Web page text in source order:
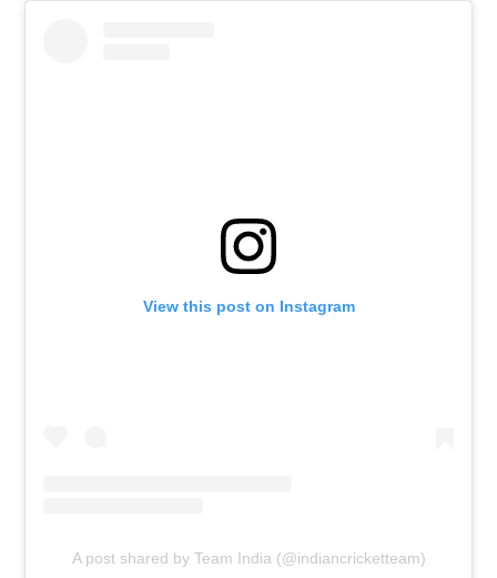
View this post on Instagram
A post shared by Team India (@indiancricketteam)